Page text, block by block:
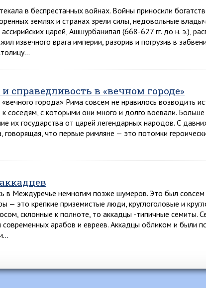
в беспрестанных войнах. Войны приносили
землях и странах зрели силы, недовольные
царей, Ашшурбанипал (668-627 гг. до н. э.),
извечного врага империи, разорив и погрузив в
справедливость в «вечном городе»
города» Рима совсем не нравилось возводить
к соседям, с которыми они много и долго воевали.
их государства от царей легендарных народов. С
говорящая, что первые римляне — это потомки
в Междуречье немногим позже шумеров. Это был
— это крепкие приземистые люди, круглоголовые и
склонные к полноте, то аккадцы -типичные семиты.
современных арабов и евреев. Аккадцы обликом и были